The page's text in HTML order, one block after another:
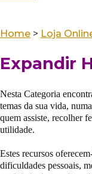
Home > Loja
Expandir
Nesta Categoria
temas da sua vida,
quem assiste, recolher
utilidade.
Estes recursos
dificuldades pessoais,